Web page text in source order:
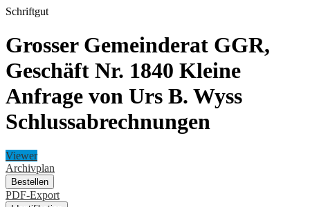
Schriftgut
Grosser Gemeinderat GGR,
Geschäft Nr. 1840 Kleine
Anfrage von Urs B. Wyss
Schlussabrechnungen
Viewer
Archivplan
Bestellen
PDF-Export